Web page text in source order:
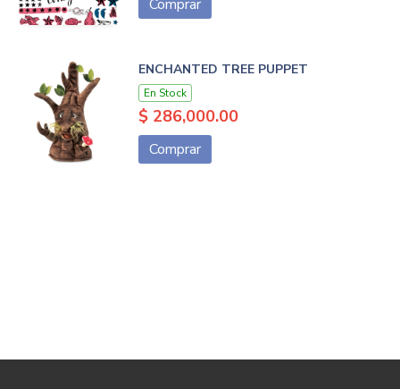
Comprar
ENCHANTED TREE PUPPET
En Stock
$ 286,000.00
Comprar